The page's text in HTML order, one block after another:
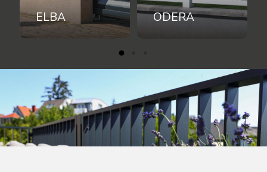
ODERA PINKA